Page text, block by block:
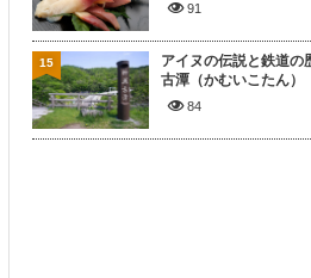
91
アイヌの伝説と鉄道の
古潭（かむいこたん）
84
15